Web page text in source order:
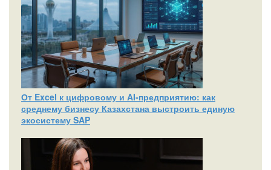
От Excel к цифровому и AI‑предприятию: как
среднему бизнесу Казахстана выстроить единую
экосистему SAP